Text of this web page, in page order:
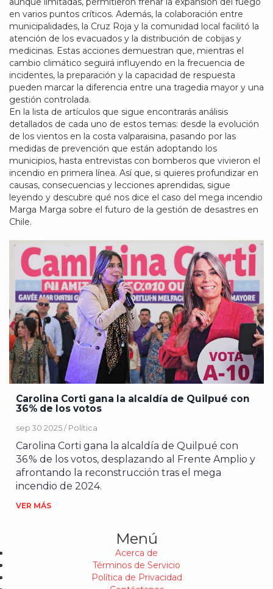
en varios puntos críticos. Además, la colaboración entre
municipalidades, la Cruz Roja y la comunidad local facilitó la
atención de los evacuados y la distribución de cobijas y
medicinas. Estas acciones demuestran que, mientras el
cambio climático seguirá influyendo en la frecuencia de
incidentes, la preparación y la capacidad de respuesta
pueden marcar la diferencia entre una tragedia mayor y una
gestión controlada.
En la lista de artículos que sigue encontrarás análisis
detallados de cada uno de estos temas: desde la evolución
de los vientos en la costa valparaisina, pasando por las
medidas de prevención que están adoptando los
municipios, hasta entrevistas con bomberos que vivieron el
incendio en primera línea. Así que, si quieres profundizar en
causas, consecuencias y lecciones aprendidas, sigue
leyendo y descubre qué nos dice el caso del mega incendio
Marga Marga sobre el futuro de la gestión de desastres en
Chile.
Carolina Corti gana la alcaldía de Quilpué con
36% de los votos
sep 30 2025 / Política
Carolina Corti gana la alcaldía de Quilpué con
36 % de los votos, desplazando al Frente Amplio y
afrontando la reconstrucción tras el mega
incendio de 2024.
VER MÁS
Menú
Acerca de
Términos de Servicio
Política de Privacidad